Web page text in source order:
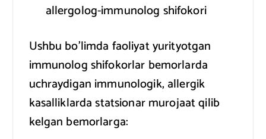
allergolog-immunolog shifokori
Ushbu bo’limda faoliyat yurityotgan
immunolog shifokorlar bemorlarda
uchraydigan immunologik, allergik
kasalliklarda statsionar murojaat qilib
kelgan bemorlarga: